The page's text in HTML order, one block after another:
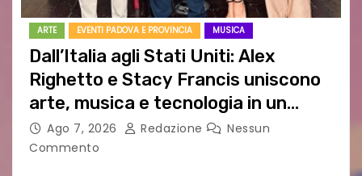
ARTE EVENTI PADOVA E PROVINCIA MUSICA
Dall’Italia agli Stati Uniti: Alex
Righetto e Stacy Francis uniscono
arte, musica e tecnologia in un
nuovo progetto internazionale”
Ago 7, 2026 Redazione
Nessun
Commento